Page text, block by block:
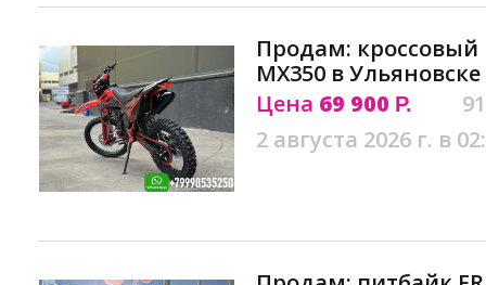
Продам: кроссовый
MX350 в Ульяновске
Цена 69 900 Р.
2 августа 2026 г. в